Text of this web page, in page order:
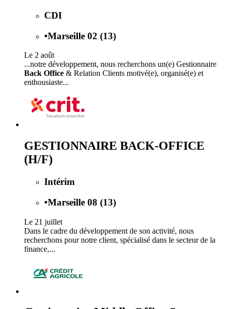
CDI
•Marseille 02 (13)
Le 2 août
...notre développement, nous recherchons un(e) Gestionnaire
Back Office & Relation Clients motivé(e), organisé(e) et
enthousiaste...
GESTIONNAIRE BACK-OFFICE
(H/F)
Intérim
•Marseille 08 (13)
Le 21 juillet
Dans le cadre du développement de son activité, nous
recherchons pour notre client, spécialisé dans le secteur de la
finance,...